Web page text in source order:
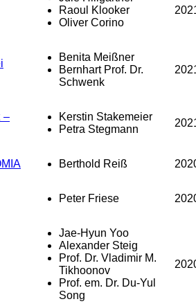
Raoul Klooker
Oliver Corino
Benita Meißner
Bernhart Prof. Dr.
Schwenk
–
Kerstin Stakemeier
Petra Stegmann
Berthold Reiß
Peter Friese
Jae-Hyun Yoo
Alexander Steig
Prof. Dr. Vladimir M.
Tikhoonov
Prof. em. Dr. Du-Yul
Song